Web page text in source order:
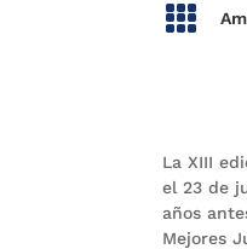

La XIII
el 23 de
años
Mejores